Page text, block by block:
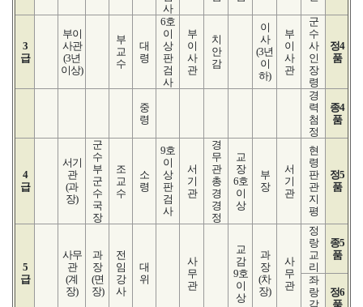
사
3
급
부이
사관
(3년
이상)
부
교
수
대
령
6호
이
상
판
검
사
부
이
사
관
치
안
감
이
사
(3년
이
하)
부
이
사
관
군
수
사
인
장
령
정4
품
중
령
경
력
첨
정
종4
품
4
급
서기
관
(과
장)
군
수
부
군
수
국
장
조
교
수
소
령
9호
이
상
판
검
사
서
기
관
경
무
관
총
경
경
정
교
장
6호
이
상
부
장
서
기
관
현
령
판
관
지
평
정5
품
5
급
사무
관
(계
장)
과
장
(면
장)
전
임
강
사
대
위
사
무
관
교
감
9호
이
상
과
장
(차
장)
사
무
관
정
랑
교
리
종5
품
좌
랑
감
정6
품